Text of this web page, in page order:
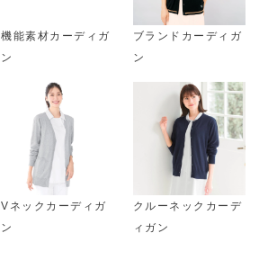
機能素材カーディガ
ン
ブランドカーディガ
ン
Vネックカーディガ
ン
クルーネックカーデ
ィガン